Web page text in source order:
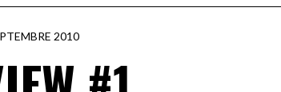
2010